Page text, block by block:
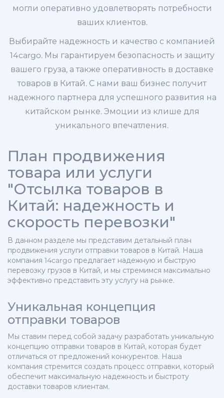
могли оперативно удовлетворять потребности
ваших клиентов.
Выбирайте надежность и качество с компанией
14cargo. Мы гарантируем безопасность и защиту
вашего груза, а также оперативность в доставке
товаров в Китай. С нами ваш бизнес получит
надежного партнера для успешного развития на
китайском рынке. Эмоции из клише для
уникального впечатления.
План продвижения
товара или услуги
"Отсылка товаров в
Китай: надежность и
скорость перевозки"
В данном разделе мы представим детальный план
продвижения услуги отправки товаров в Китай. Наша
компания 14cargo предлагает надежную и быструю
перевозку грузов в Китай, и мы стремимся максимально
эффективно представить эту услугу на рынке.
Уникальная концепция
отправки товаров
Мы ставим перед собой задачу разработать уникальную
концепцию отправки товаров в Китай, которая будет
отличаться от предложений конкурентов. Наша
компания стремится создать процесс отправки, который
обеспечит максимальную надежность и быстроту
доставки товаров клиентам.